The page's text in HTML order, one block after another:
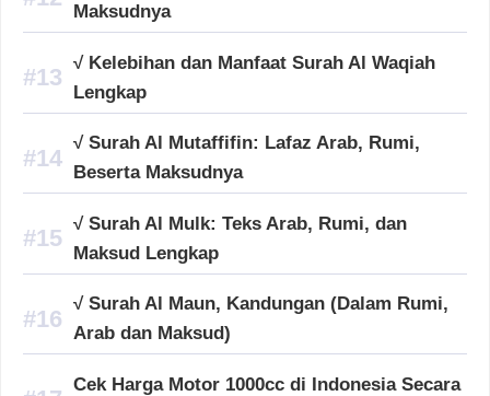
Maksudnya
√ Kelebihan dan Manfaat Surah Al Waqiah
Lengkap
√ Surah Al Mutaffifin: Lafaz Arab, Rumi,
Beserta Maksudnya
√ Surah Al Mulk: Teks Arab, Rumi, dan
Maksud Lengkap
√ Surah Al Maun, Kandungan (Dalam Rumi,
Arab dan Maksud)
Cek Harga Motor 1000cc di Indonesia Secara